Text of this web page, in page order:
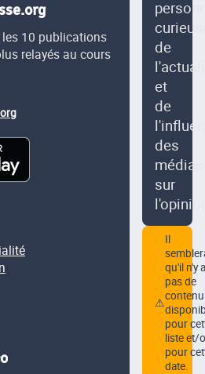
10 publications
relayés au cours
de
et
de
des
médias
sur
⚠
Il
qu'il n'y a
pas de
contenu
pour
liste et/
pour
date.